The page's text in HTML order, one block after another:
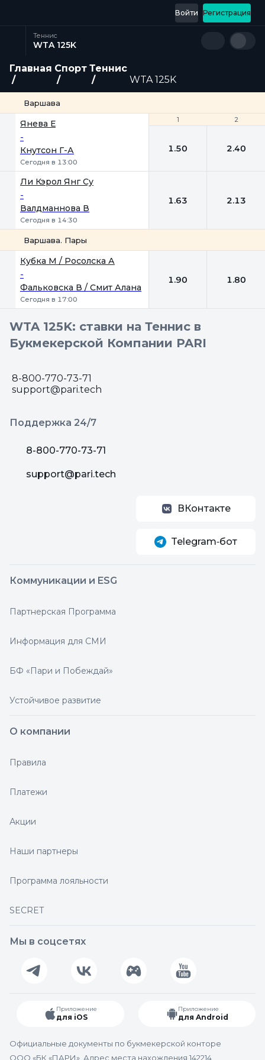
Регистрация
Войти
Теннис
WTA 125K
Главная Спорт Теннис
WTA 125K
Варшава
1 2
Янева Е
-
Кнутсон Г-А
Сегодня в 13:00
1 2
1.50 2.40
Ли Кэрол Янг Су
-
Валдманнова В
Сегодня в 14:30
1.63 2.13
Варшава. Пары
Кубка М / Росолска А
-
Фальковска В / Смит Алана
Сегодня в 17:00
1.90 1.80
WTA 125K: ставки на Теннис в
Букмекерской Компании PARI
8-800-770-73-71
support@pari.tech
Поддержка 24/7
8-800-770-73-71
support@pari.tech
ВКонтакте
Telegram‑бот
Коммуникации и ESG
Партнерская Программа
Информация для СМИ
БФ «Пари и Побеждай»
Устойчивое развитие
О компании
Правила
Платежи
Акции
Наши партнеры
Программа лояльности
SECRET
Мы в соцсетях
Приложение
для iOS
Приложение
для Android
Официальные документы по букмекерской конторе
ООО «БК «ПАРИ». Адрес места нахождения 142214,